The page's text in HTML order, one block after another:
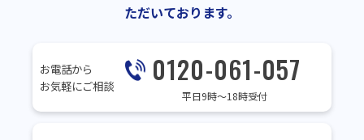
ただいております。
お電話から
お気軽にご相談
0120-061-057
平日9時～18時受付